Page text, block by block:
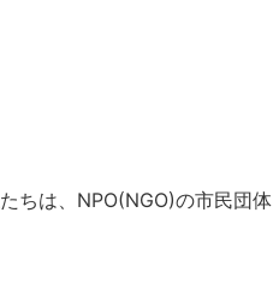
ちは、NPO(NGO)の市民団体